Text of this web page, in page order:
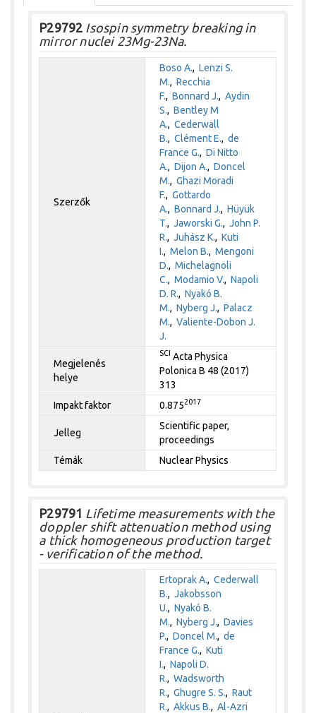
P29792 Isospin symmetry breaking in
mirror nuclei 23Mg-23Na.
Szerzők
Boso A.,Lenzi S.
M.,Recchia
F.,Bonnard J.,Aydin
S.,Bentley M
A.,Cederwall
B.,Clément E.,de
France G.,Di Nitto
A.,Dijon A.,Doncel
M.,Ghazi Moradi
F.,Gottardo
A.,Bonnard J.,Hüyük
T.,Jaworski G.,John P.
R.,Juhász K.,Kuti
I.,Melon B.,Mengoni
D.,Michelagnoli
C.,Modamio V.,Napoli
D. R.,Nyakó B.
M.,Nyberg J.,Palacz
M.,Valiente-Dobon J.
J.
Megjelenés
helye
SCI Acta Physica
Polonica B 48 (2017)
313
Impakt faktor
0.8752017
Jelleg
Scientific paper,
proceedings
Témák
Nuclear Physics
P29791 Lifetime measurements with the
doppler shift attenuation method using
a thick homogeneous production target
- verification of the method.
Ertoprak A.,Cederwall
B.,Jakobsson
U.,Nyakó B.
M.,Nyberg J.,Davies
P.,Doncel M.,de
France G.,Kuti
I.,Napoli D.
R.,Wadsworth
R.,Ghugre S. S.,Raut
R.,Akkus B.,Al-Azri